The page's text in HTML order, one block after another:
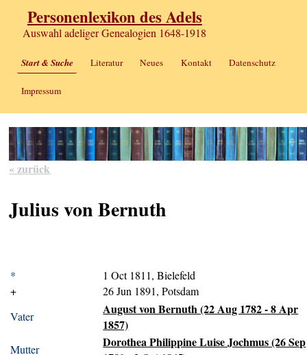
Personenlexikon des Adels
Auswahl adeliger Genealogien 1648-1918
Start & Suche Literatur Neues Kontakt Datenschutz
Impressum
« zurück
Julius von Bernuth
*
1 Oct 1811, Bielefeld
+
26 Jun 1891, Potsdam
Vater
August von Bernuth (22 Aug 1782 - 8 Apr
1857)
Mutter
Dorothea Philippine Luise Jochmus (26 Sep